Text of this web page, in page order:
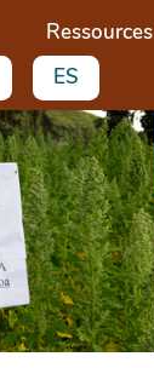
Ressources
ES